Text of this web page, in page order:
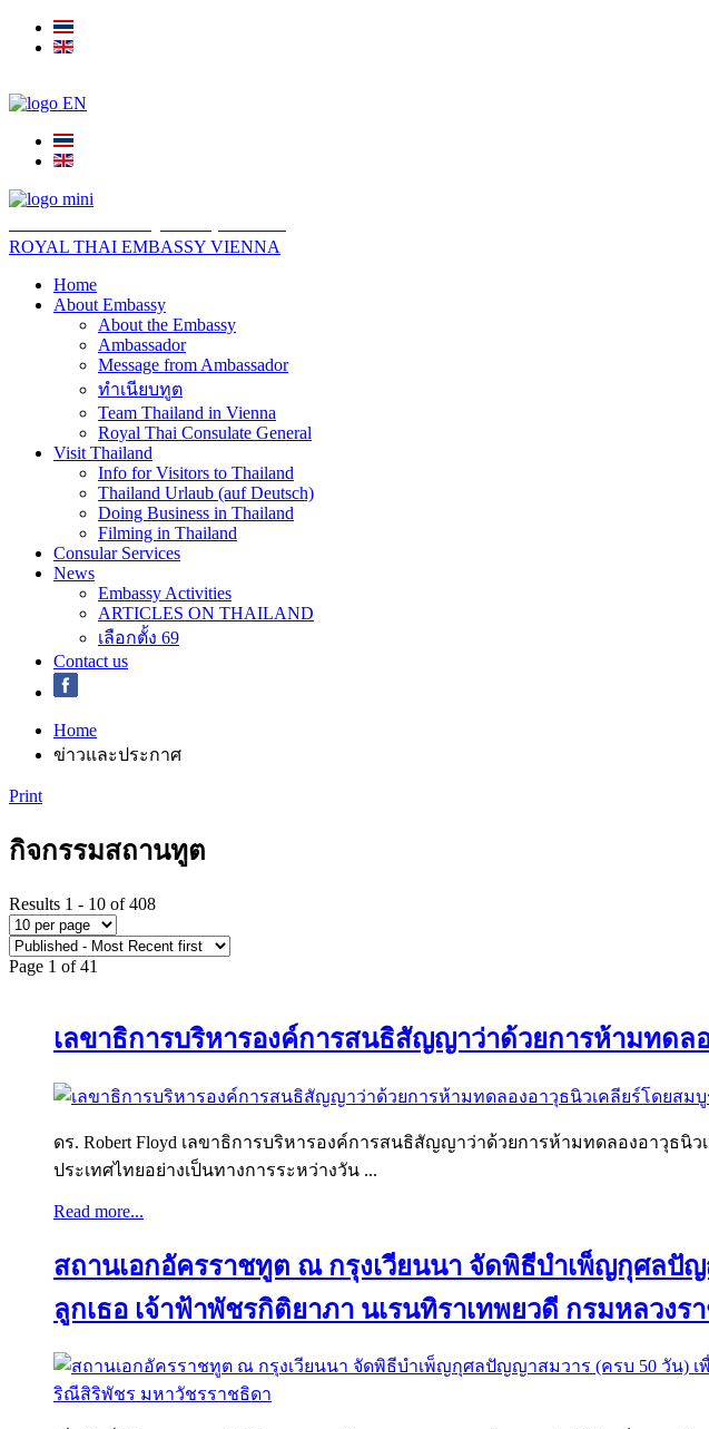
ROYAL THAI EMBASSY VIENNA
Home
About Embassy
About the Embassy
Ambassador
Message from Ambassador
ทำเนียบทูต
Team Thailand in Vienna
Royal Thai Consulate General
Visit Thailand
Info for Visitors to Thailand
Thailand Urlaub (auf Deutsch)
Doing Business in Thailand
Filming in Thailand
Consular Services
News
Embassy Activities
ARTICLES ON THAILAND
เลือกตั้ง 69
Contact us
Home
ข่าวและประกาศ
Print
กิจกรรมสถานทูต
Results 1 - 10 of 408
Page 1 of 41
เลขาธิการบริหารองค์การสนธิสัญญาว่าด้วยการห้ามทดล
ดร. Robert Floyd เลขาธิการบริหารองค์การสนธิสัญญาว่าด้วยการห้ามทดลองอาวุธนิวเค
ประเทศไทยอย่างเป็นทางการระหว่างวัน ...
Read more...
สถานเอกอัครราชทูต ณ กรุงเวียนนา จัดพิธีบำเพ็ญกุศลปั
ลูกเธอ เจ้าฟ้าพัชรกิติยาภา นเรนทิราเทพยวดี กรมหลวง